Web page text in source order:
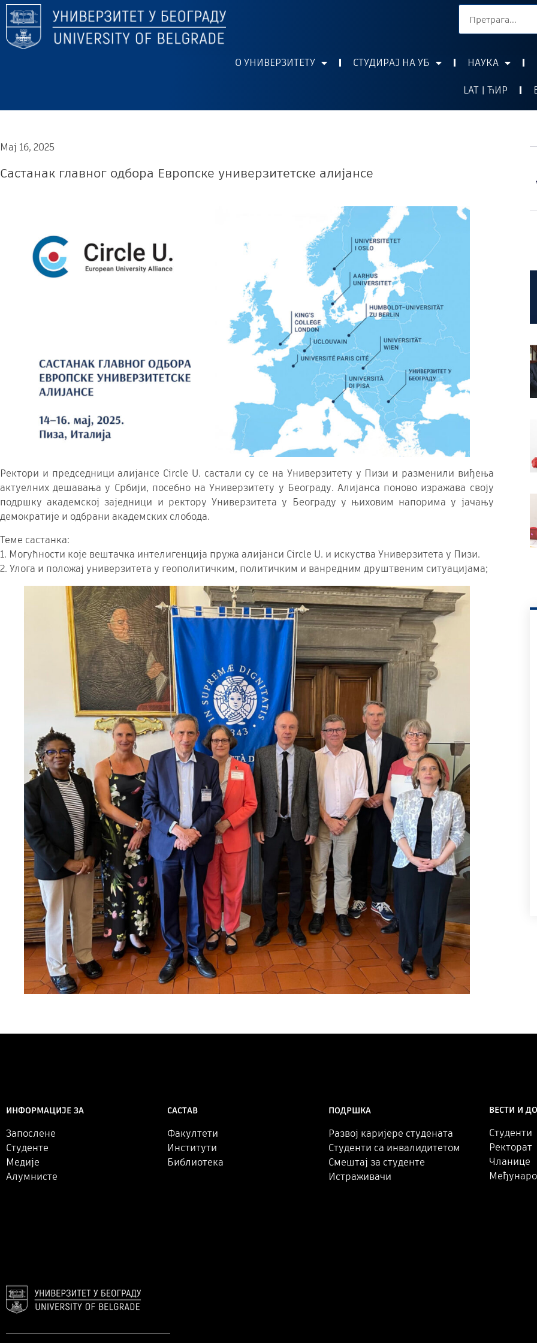
О УНИВЕРЗИТЕТУ СТУДИРАЈ НА УБ НАУКА
LAT | ЋИР
Мај 16, 2025
Састанак главног одбора Европске универзитетске алијансе
Ректори и председници алијансе Circle U. састали су се на Универзитету у Пизи и разменили виђења
актуелних дешавања у Србији, посебно на Универзитету у Београду. Алијанса поново изражава своју
подршку академској заједници и ректору Универзитета у Београду у њиховим напорима у јачању
демократије и одбрани академских слобода.
Теме састанка:
1. Могућности које вештачка интелигенција пружа алијанси Circle U. и искуства Универзитета у Пизи.
2. Улога и положај универзитета у геополитичким, политичким и ванредним друштвеним ситуацијама;
ИНФОРМАЦИЈЕ ЗА
Запослене
Студенте
Медије
Алумнисте
САСТАВ
Факултети
Институти
Библиотека
ПОДРШКА
Развој каријере студената
Студенти са инвалидитетом
Смештај за студенте
Истраживачи
ВЕСТИ И
Студенти
Ректорат
Чланице